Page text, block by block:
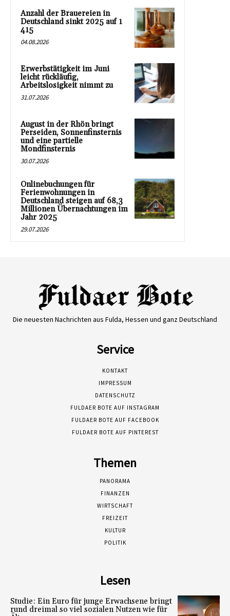
Anzahl der Brauereien in
Deutschland sinkt 2025 auf 1
415
04.08.2026
Erwerbstätigkeit im Juni
leicht rückläufig,
Arbeitslosigkeit nimmt zu
31.07.2026
August in der Rhön bringt
Perseiden, Sonnenfinsternis
und eine partielle
Mondfinsternis
30.07.2026
Onlinebuchungen für
Ferienwohnungen in
Deutschland steigen auf 68,3
Millionen Übernachtungen im
Jahr 2025
29.07.2026
Die neuesten Nachrichten aus Fulda, Hessen und ganz Deutschland
Service
KONTAKT
IMPRESSUM
DATENSCHUTZ
FULDAER BOTE AUF INSTAGRAM
FULDAER BOTE AUF FACEBOOK
FULDAER BOTE AUF PINTEREST
Themen
PANORAMA
FINANZEN
WIRTSCHAFT
FREIZEIT
KULTUR
POLITIK
Lesen
Studie: Ein Euro für junge Erwachsene bringt
rund dreimal so viel sozialen Nutzen wie für